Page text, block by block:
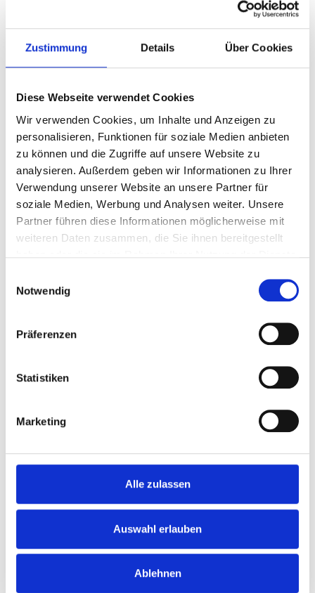
Zustimmung Details Über Cookies
Diese Webseite verwendet Cookies
Wir verwenden Cookies, um Inhalte und Anzeigen zu
personalisieren, Funktionen für soziale Medien anbieten
zu können und die Zugriffe auf unsere Website zu
analysieren. Außerdem geben wir Informationen zu Ihrer
Verwendung unserer Website an unsere Partner für
soziale Medien, Werbung und Analysen weiter. Unsere
Partner führen diese Informationen möglicherweise mit
weiteren Daten zusammen, die Sie ihnen bereitgestellt
Notwendig
Präferenzen
Statistiken
Marketing
Alle zulassen
Auswahl erlauben
Ablehnen
– Multifunktions-Lenkrad (4-fach verstellbar)
und beheizbar
Memory-Funktion
Fahrersitz
– Elektrisch verstellbarer Beifahrersitz mit
Memory-Funktion
– Beheizte und belüftete Vordersitze mit
Massagefunktion
– Beheizte Rücksitze mit 10°-Verstellung der
Rückenlehne
– Multi-Ambientebeleuchtung
Selbstreinigungsfunktion
Luftreinigungssystem mit PM2,5-Filter
– Induktives Laden von Mobiltelefonen, belüftet
(2x 50 W)
– Armlehne mit Doppelbecherhalter auf der
– Intelligente Navigation mit Ladepunkten,
Verkehrsdaten, etc.
– “Hey XPENG” Sprachsteuerungsassistent auf
– Fernsteuerung über die XPENG Mobile App.
Ladestände überprüfen usw.